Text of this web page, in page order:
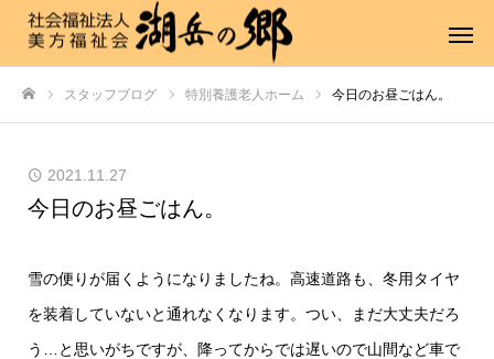
スタッフブログ 特別養護老人ホーム 今日のお昼ごはん。
2021.11.27
今日のお昼ごはん。
雪の便りが届くようになりましたね。高速道路も、冬用タイヤ
を装着していないと通れなくなります。つい、まだ大丈夫だろ
う…と思いがちですが、降ってからでは遅いので山間など車で